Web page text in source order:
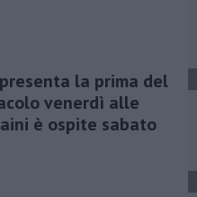
la prima del
venerdì alle
è ospite sabato